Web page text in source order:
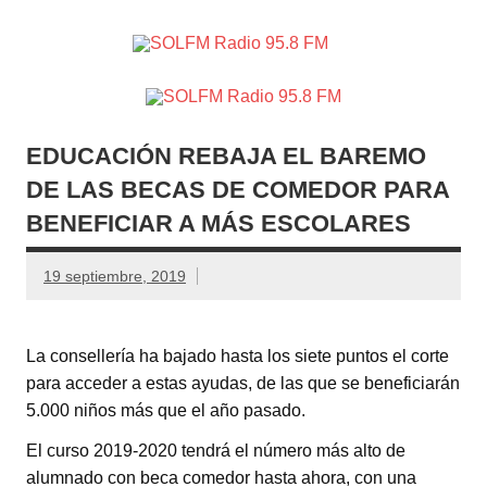
Crevillente, Radio en Vega Baja y Radio en el Medio
Vinalopó
EDUCACIÓN REBAJA EL BAREMO
DE LAS BECAS DE COMEDOR PARA
BENEFICIAR A MÁS ESCOLARES
19 septiembre, 2019
La consellería ha bajado hasta los siete puntos el corte
para acceder a estas ayudas, de las que se beneficiarán
5.000 niños más que el año pasado.
El curso 2019-2020 tendrá el número más alto de
alumnado con beca comedor hasta ahora, con una